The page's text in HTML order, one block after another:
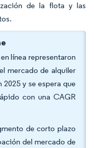
de la flota y las
línea representaron
mercado de alquiler
y se espera que
con una CAGR
de corto plazo
del mercado de